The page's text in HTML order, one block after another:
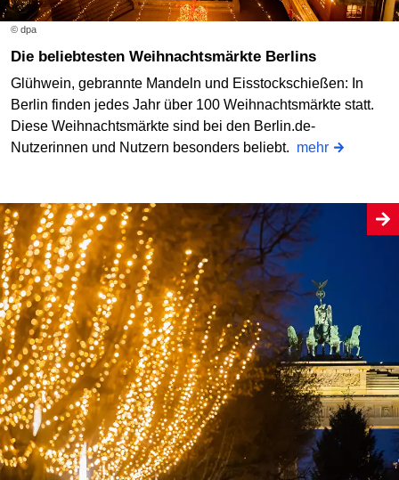
© dpa
Die beliebtesten Weihnachtsmärkte Berlins
Glühwein, gebrannte Mandeln und Eisstockschießen: In
Berlin finden jedes Jahr über 100 Weihnachtsmärkte statt.
Diese Weihnachtsmärkte sind bei den Berlin.de-
Nutzerinnen und Nutzern besonders beliebt. mehr